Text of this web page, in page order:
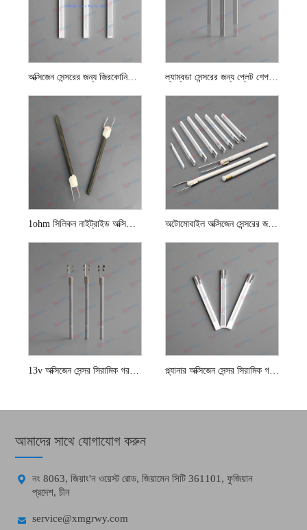
অক্সিজেন সেন্সরের জন্য জিরকোনিয়া প্লেট হিটার চিপ ল্যাম্বডা সেন্সরের জন্য প্লেট শেপ হিটার
1ohm সিলিকন নাইট্রাইড অক্সিজেন সেন্সর সিরামিক গরম করার উপাদান অটোমোবাইল অক্সিজেন সেন্সরের জন্য সিরামিক গরম করার উপাদান
13v অক্সিজেন সেন্সর সিরামিক গরম করার উপাদান
আমাদের সাথে যোগাযোগ করুন

নং 8063, জিয়াং'ন ওয়েস্ট রোড, জিয়ামেন সিটি 361101, ফুজিয়ান
প্রদেশ, চীন
 service@xmgrwy.com